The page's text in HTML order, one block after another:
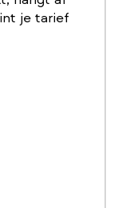
je tarief